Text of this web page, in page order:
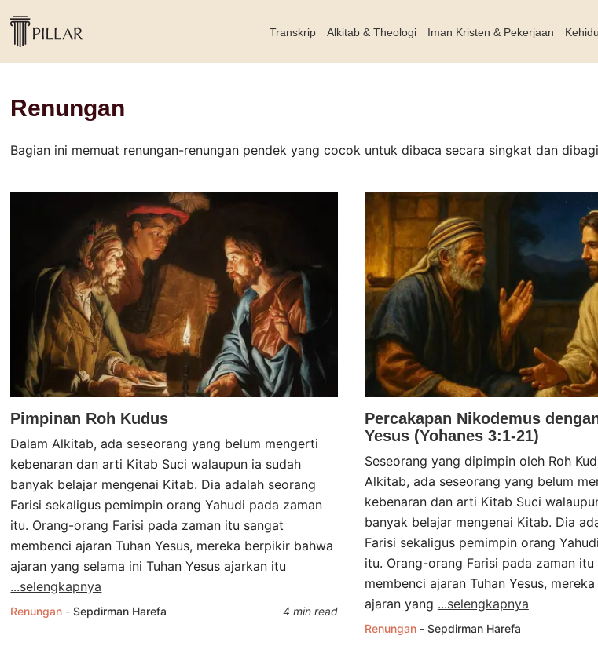
Transkrip Alkitab & Theologi Iman Kristen & Pekerjaan
Renungan
Bagian ini memuat renungan-renungan pendek yang cocok untuk dibaca secara singkat dan
Pimpinan Roh Kudus
Dalam Alkitab, ada seseorang yang belum mengerti
kebenaran dan arti Kitab Suci walaupun ia sudah
banyak belajar mengenai Kitab. Dia adalah seorang
Farisi sekaligus pemimpin orang Yahudi pada zaman
itu. Orang-orang Farisi pada zaman itu sangat
membenci ajaran Tuhan Yesus, mereka berpikir bahwa
ajaran yang selama ini Tuhan Yesus ajarkan itu
...selengkapnya
Renungan -Sepdirman Harefa 4 min read
Percakapan Nikodemus
Yesus (Yohanes 3:1-21)
Seseorang yang dipimpin oleh Roh
Alkitab, ada seseorang yang belum
kebenaran dan arti Kitab Suci
banyak belajar mengenai Kitab. Dia
Farisi sekaligus pemimpin orang
itu. Orang-orang Farisi pada zaman itu
membenci ajaran Tuhan Yesus,
ajaran yang ...selengkapnya
Renungan - Sepdirman Harefa